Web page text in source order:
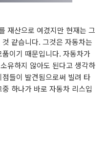
재산으로 여겼지만 현재는 그
같습니다. 그것은 자동차는
이기 때문입니다. 자동차가
유하지 않아도 된다고 생각하
들이 발견됨으로써 빌려 타
하나가 바로 자동차 리스입